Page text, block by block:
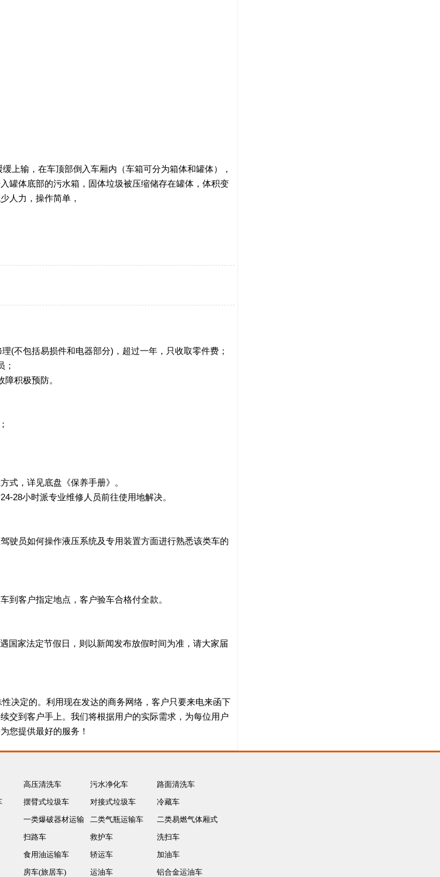
上输，在车顶部倒入车厢内（车箱可分为箱体和罐体），
罐体底部的污水箱，固体垃圾被压缩储存在罐体，体积变
人力，操作简单，
(不包括易损件和电器部分)，超过一年，只收取零件费；
；
积极预防。
式，详见底盘《保养手册》。
28小时派专业维修人员前往使用地解决。
驶员如何操作液压系统及专用装置方面进行熟悉该类车的
到客户指定地点，客户验车合格付全款。
国家法定节假日，则以新闻发布放假时间为准，请大家届
决定的。利用现在发达的商务网络，客户只要来电来函下
交到客户手上。我们将根据用户的实际需求，为每位用户
您提供最好的服务！
高压清洗车 污水净化车
路面清洗车
摆臂式垃圾车 对接式垃圾车
冷藏车
一类爆破器材运输
车
二类气瓶运输车
二类易燃气体厢式
运输车
扫路车 救护车
洗扫车
食用油运输车 轿运车
加油车
房车(旅居车) 运油车 铝合金运油车